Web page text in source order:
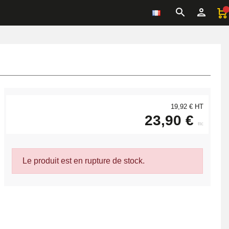
19,92 € HT
23,90 € ttc
Le produit est en rupture de stock.